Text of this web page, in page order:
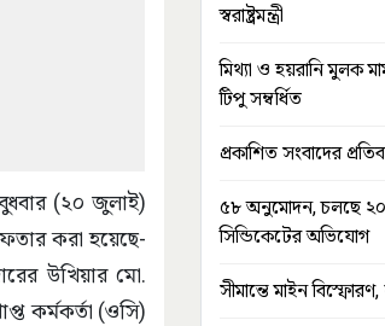
(২০ জুলাই)
করা হয়েছে-
উখিয়ার মো.
কর্মকর্তা (ওসি)
স্বরাষ্ট্রমন্ত্রী
মিথ্যা ও হয়রানি মুলক
টিপু সম্বর্ধিত
প্রকাশিত সংবাদের
৫৮ অনুমোদন, চলছে
সিন্ডিকেটের অভিযোগ
সীমান্তে মাইন বিস্ফোরণ,